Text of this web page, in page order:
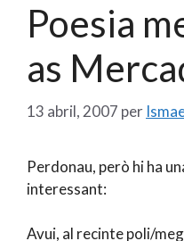
Poesia
as
13 abril, 2007 per
Perdonau, però hi ha
interessant:
Avui, al recinte poli/